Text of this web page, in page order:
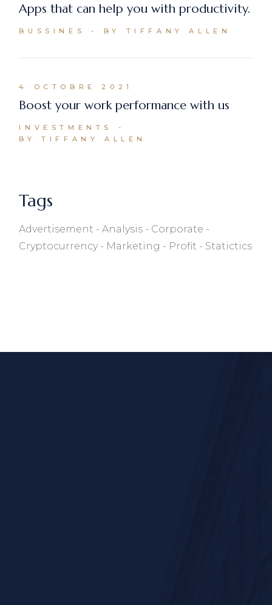
Apps that can help you with productivity.
BUSSINES BY TIFFANY ALLEN
4 OCTOBRE 2021
Boost your work performance with us
INVESTMENTS
BY TIFFANY ALLEN
Tags
Advertisement Analysis
Corporate
Cryptocurrency
Marketing Profit Statictics